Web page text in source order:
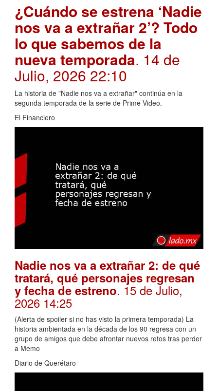
¿Cuándo se estrena ‘Nadie
nos va a extrañar 2’? Todo
lo que sabemos de la
nueva temporada. 14 de
Julio, 2026 22:10
La historia de "Nadie nos va a extrañar" continúa en la
segunda temporada de la serie de Prime Video.
El Financiero
Nadie nos va a extrañar 2: de qué
tratará, qué personajes regresan
y fecha de estreno. 15 de Julio,
2026 14:25
(Alerta de spoiler si no has visto la primera temporada) La
historia ambientada en la década de los 90 regresa con un
grupo de amigos que debe afrontar nuevos retos tras perder
a Memo
Diario de Querétaro